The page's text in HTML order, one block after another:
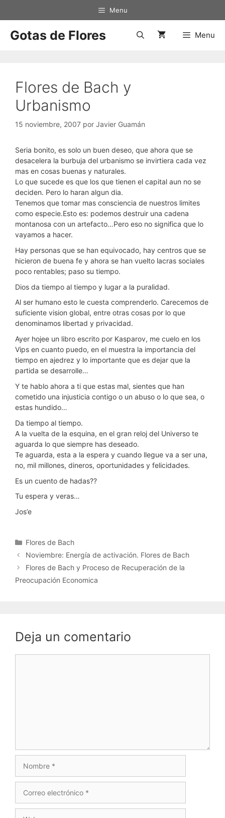
Menu
Gotas de Flores Menu
Flores de Bach y
Urbanismo
15 noviembre, 2007 por Javier Guamán
Seria bonito, es solo un buen deseo, que ahora que se
desacelera la burbuja del urbanismo se invirtiera cada vez
mas en cosas buenas y naturales.
Lo que sucede es que los que tienen el capital aun no se
deciden. Pero lo haran algun dia.
Tenemos que tomar mas consciencia de nuestros limites
como especie.Esto es: podemos destruir una cadena
montanosa con un artefacto…Pero eso no significa que lo
vayamos a hacer.
Hay personas que se han equivocado, hay centros que se
hicieron de buena fe y ahora se han vuelto lacras sociales
poco rentables; paso su tiempo.
Dios da tiempo al tiempo y lugar a la puralidad.
Al ser humano esto le cuesta comprenderlo. Carecemos de
suficiente vision global, entre otras cosas por lo que
denominamos libertad y privacidad.
Ayer hojee un libro escrito por Kasparov, me cuelo en los
Vips en cuanto puedo, en el muestra la importancia del
tiempo en ajedrez y lo importante que es dejar que la
partida se desarrolle…
Y te hablo ahora a ti que estas mal, sientes que han
cometido una injusticia contigo o un abuso o lo que sea, o
estas hundido…
Da tiempo al tiempo.
A la vuelta de la esquina, en el gran reloj del Universo te
aguarda lo que siempre has deseado.
Te aguarda, esta a la espera y cuando llegue va a ser una,
no, mil millones, dineros, oportunidades y felicidades.
Es un cuento de hadas??
Tu espera y veras…
Jos’e
Categorías
Flores de Bach
Noviembre: Energía de activación. Flores de Bach
Flores de Bach y Proceso de Recuperación de la
Preocupación Economica
Deja un comentario
electrónico